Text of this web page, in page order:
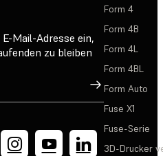
E-Mail-Adresse ein,
zu bleiben
Registrieren
Form 4
Form 4B
Form 4L
Form 4BL
Form Auto
Fuse X1
Fuse-Serie
3D-Drucker